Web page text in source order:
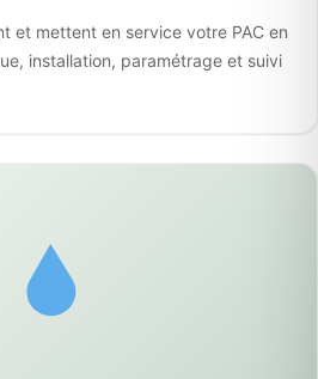
et mettent en service votre PAC en
installation, paramétrage et suivi